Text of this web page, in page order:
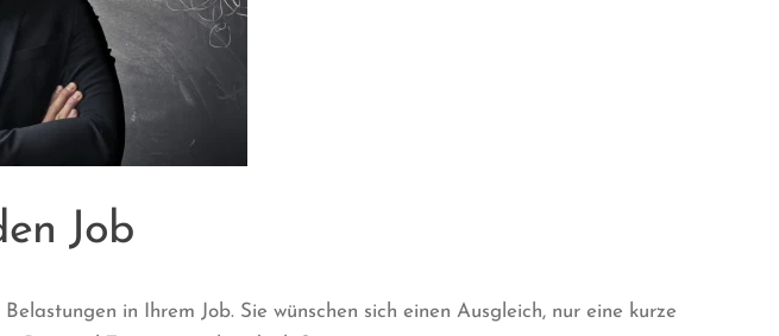
Job
in Ihrem Job. Sie wünschen sich einen Ausgleich, nur eine kurze